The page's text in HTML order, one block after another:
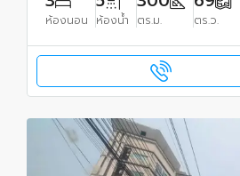
ห้องนอน ห้องน้ำ ตร.ม. ตร.ว.